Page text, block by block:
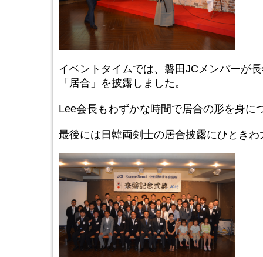
イベントタイムでは、磐田JCメンバーが
「居合」を披露しました。
Lee会長もわずかな時間で居合の形を身に
最後には日韓両剣士の居合披露にひとき